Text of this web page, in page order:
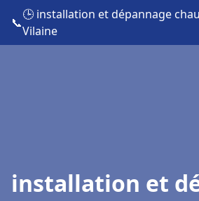
📞
🕒 installation et dépannage
Vilaine
installation et